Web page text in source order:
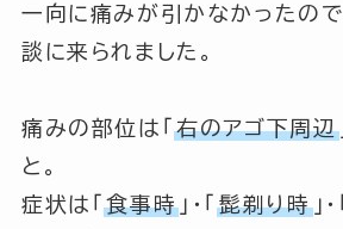
一向に痛みが引かなかったので
談に来られました。
痛みの部位は 「右のアゴ下周辺
と。
症状は
「食事時 」 ・ 「髭剃り時」 ・